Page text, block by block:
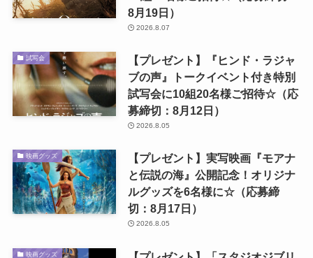
8月19日）
2026.8.07
試写会
【プレゼント】『ヒンド・ラジャ
ブの声』トークイベント付き特別
試写会に10組20名様ご招待☆（応
募締切：8月12日）
2026.8.05
映画グッズ
【プレゼント】実写映画『モアナ
と伝説の海』公開記念！オリジナ
ルグッズを6名様に☆（応募締
切：8月17日）
2026.8.05
映画グッズ